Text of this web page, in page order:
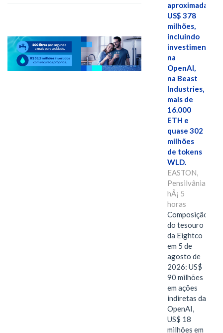
US$ 378
milhões,
incluindo
investimentos
na
OpenAI,
na Beast
Industries,
mais de
16.000
ETH e
quase 302
milhões
de tokens
WLD.
EASTON,
Pensilvânia,
hÃ¡ 5
horas
Composição
do tesouro
da Eightco
em 5 de
agosto de
2026: US$
90 milhões
em ações
indiretas da
OpenAI,
US$ 18
milhões em